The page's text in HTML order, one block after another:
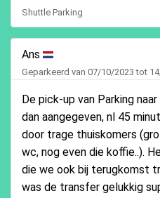
Shuttle Parking
Ans
Geparkeerd van 07/10/2023 tot
De pick-up van Parking
dan aangegeven, nl 45
door trage thuiskomers
wc, nog even die koffie..).
die we ook bij terugkomst
was de transfer gelukkig